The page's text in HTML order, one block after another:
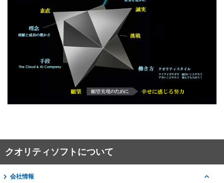
クオリティソフトについて
会社情報